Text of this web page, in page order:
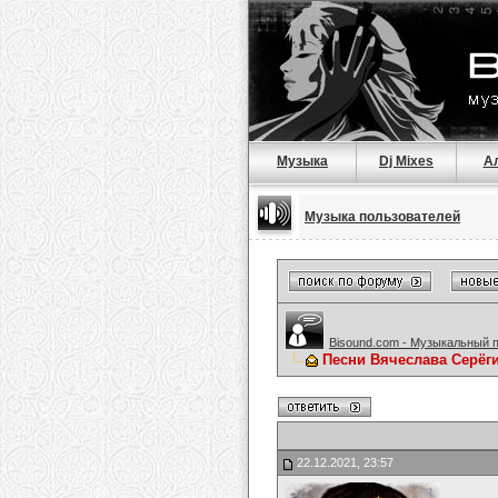
Музыка Dj Mixes
Музыка пользователей
Bisound.com - Музыкальный
Песни Вячеслава
22.12.2021, 23:57